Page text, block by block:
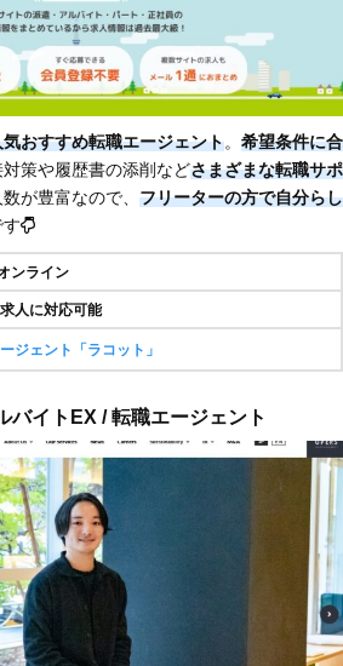
おすすめ転職エージェント。 希望条件に合
策や履歴書の添削などさまざまな転職サポ
が豊富なので、 フリーターの方で自分らし
す
ンライン
人に対応可能
ジェント「ラコット」
バイトEX / 転職エージェント